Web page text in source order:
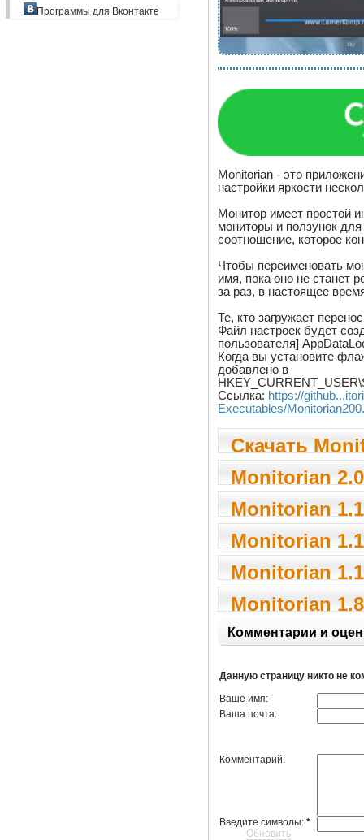
Программы для Вконтакте
Monitorian - это
настройки яркости
Монитор имеет простой
мониторы и ползунок
соотношение, которое
Чтобы переименовать
имя, пока оно не станет
за раз, в настоящее
Те, кто загружает
Файл настроек будет
пользователя]
Когда вы установите
добавлено в
Ссылка: https://
Executables/
Скачать
Monitorian
Monitorian
Monitorian
Monitorian
Monitorian
Комментарии и
Данную страницу никто не
Ваше имя:
Ваша почта:
Комментарий:
Введите символы:*
Обновить